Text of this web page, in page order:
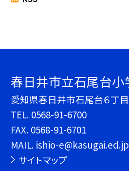
春日井市立石尾台小
愛知県春日井市石尾台６丁
TEL. 0568-91-6700
FAX. 0568-91-6701
MAIL. ishio-e@kasugai.ed.jp
サイトマップ